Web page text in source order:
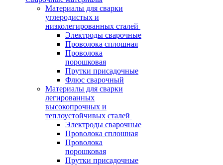
Материалы для сварки
углеродистых и
низколегированных сталей
Электроды сварочные
Проволока сплошная
Проволока
порошковая
Прутки присадочные
Флюс сварочный
Материалы для сварки
легированных
высокопрочных и
теплоустойчивых сталей
Электроды сварочные
Проволока сплошная
Проволока
порошковая
Прутки присадочные